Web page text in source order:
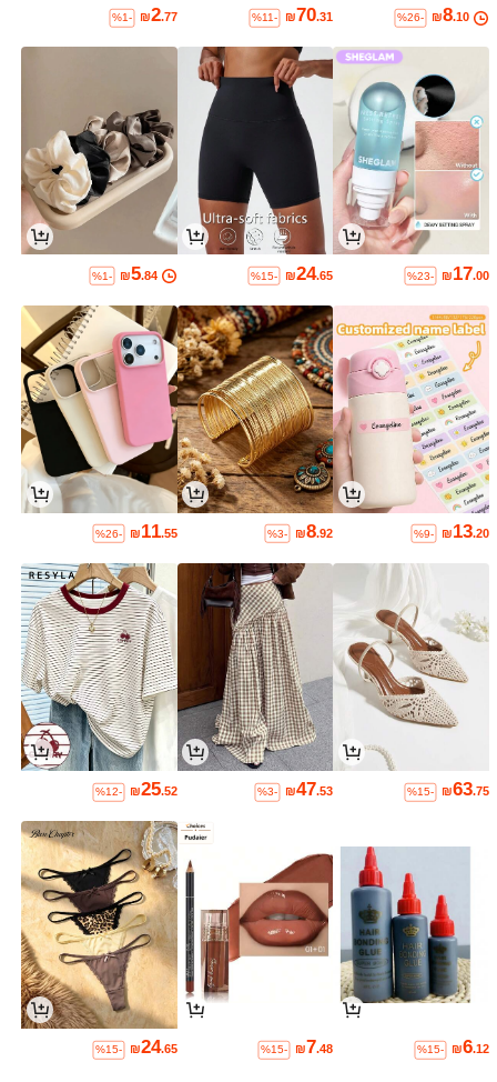
₪8.10
%26-
₪70.31
%11-
₪2.77
%1-
₪17.00
%23-
₪24.65
%15-
₪5.84
%1-
₪13.20
%9-
₪8.92
%3-
₪11.55
%26-
₪63.75
%15-
₪47.53
%3-
₪25.52
%12-
₪6.12
%15-
₪7.48
%15-
₪24.65
%15-